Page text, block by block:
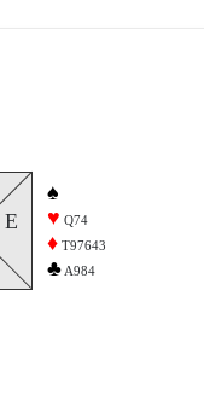
E
♠
♥ Q74
♦ T97643
♣ A984